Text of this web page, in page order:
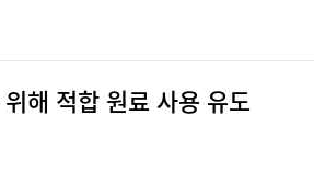
해 적합 원료 사용 유도